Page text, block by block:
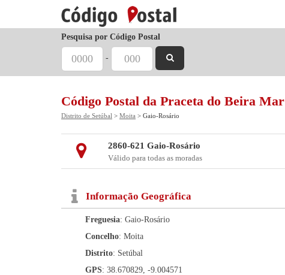
Pesquisa por Código Postal
-
Código Postal da Praceta do Beira Mar
Distrito de Setúbal > Moita > Gaio-Rosário
2860-621 Gaio-Rosário
Válido para todas as moradas
Informação Geográfica
Freguesia: Gaio-Rosário
Concelho: Moita
Distrito: Setúbal
GPS: 38.670829, -9.004571